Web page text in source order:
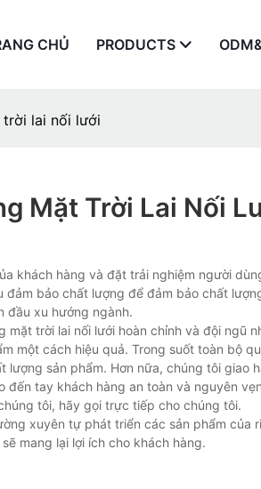
CHỦ PRODUCTS
trời lai nối lưới
Mặt Trời Lai Nối
khách hàng và đặt trải nghiệm người
đảm bảo chất lượng để đảm bảo chất
đầu xu hướng ngành.
mặt trời lai nối lưới hoàn chỉnh và đội ngũ
một cách hiệu quả. Trong suốt toàn bộ
sản phẩm. Hơn nữa, chúng tôi
đến tay khách hàng an toàn và nguyên
tôi, hãy gọi trực tiếp cho chúng tôi.
xuyên tự phát triển các sản phẩm của
mang lại lợi ích cho khách hàng.